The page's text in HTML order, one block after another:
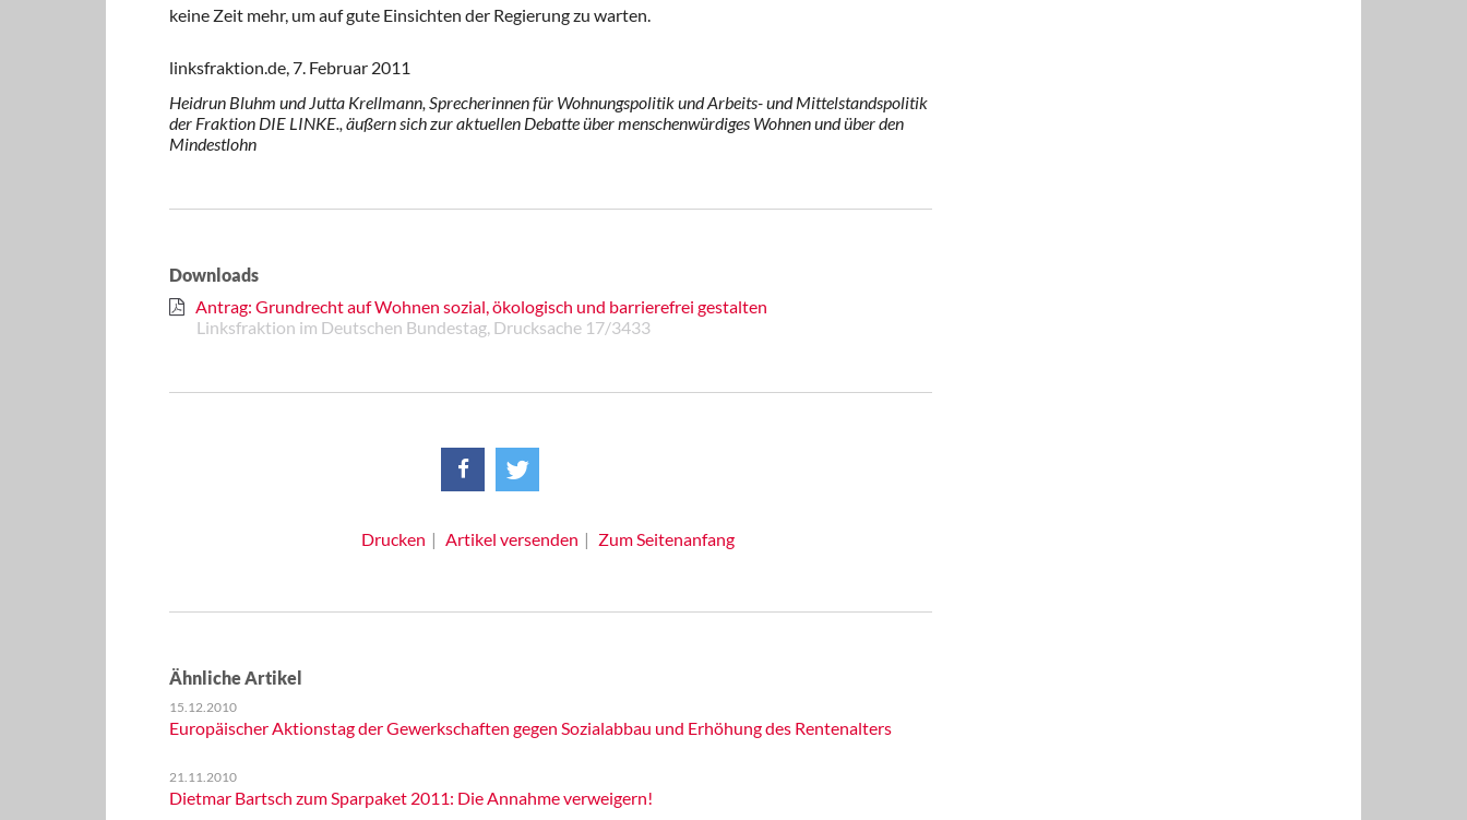
keine Zeit mehr, um auf gute Einsichten der Regierung zu warten.
linksfraktion.de, 7. Februar 2011
Heidrun Bluhm und Jutta Krellmann, Sprecherinnen für Wohnungspolitik und Arbeits- und Mittelstandspolitik
der Fraktion DIE LINKE., äußern sich zur aktuellen Debatte über menschenwürdiges Wohnen und über den
Mindestlohn
Downloads
Antrag: Grundrecht auf Wohnen sozial, ökologisch und barrierefrei gestalten
Linksfraktion im Deutschen Bundestag, Drucksache 17/3433
Drucken Artikel versenden Zum Seitenanfang
Ähnliche Artikel
15.12.2010
Europäischer Aktionstag der Gewerkschaften gegen Sozialabbau und Erhöhung des Rentenalters
21.11.2010
Dietmar Bartsch zum Sparpaket 2011: Die Annahme verweigern!